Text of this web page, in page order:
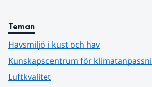
Teman
Havsmiljö i kust och hav
Kunskapscentrum för
Luftkvalitet